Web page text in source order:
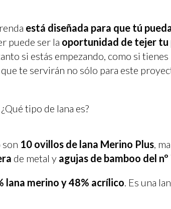
está diseñada para que tú
puede ser la oportunidad de tejer tu
si estás empezando, como si
te servirán no sólo para este
tipo de lana es?
son 10 ovillos de lana Merino Plus,
de metal y agujas de bamboo del nº
lana merino y 48% acrílico . Es una